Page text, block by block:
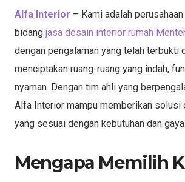
Alfa Interior – Kami adalah
bidang jasa desain interior rumah
dengan pengalaman yang telah terbukti
menciptakan ruang-ruang yang indah,
nyaman. Dengan tim ahli yang
Alfa Interior mampu memberikan solusi
yang sesuai dengan kebutuhan dan
Mengapa Memilih